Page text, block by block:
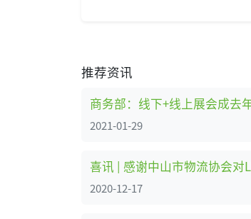
推荐资讯
商务部：线下+线上展会成去
2021-01-29
2020-12-17